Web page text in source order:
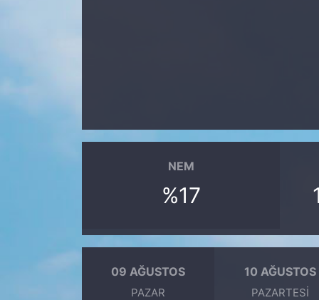
NEM
%17
09 AĞUSTOS
PAZAR
10 AĞUSTOS
PAZARTESI
BİYOGRAFİLER